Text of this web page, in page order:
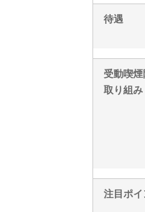
待遇
受動喫
取り組み
注目ポイ